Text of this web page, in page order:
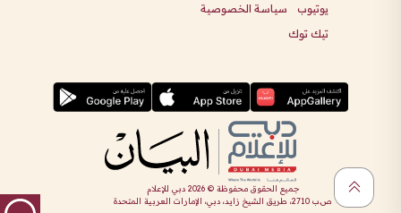
يوتيوب
تيك توك
سياسة الخصوصية
جميع الحقوق محفوظة ©2026 دبي للإعلام
ص.ب 2710، طريق الشيخ زايد، دبي، الإمارات العربية المتحدة